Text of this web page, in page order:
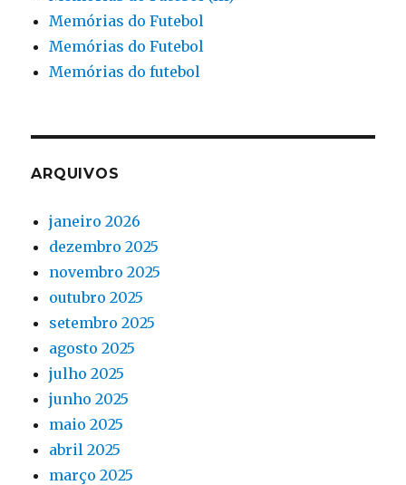
Memórias do Futebol
Memórias do Futebol
Memórias do futebol
ARQUIVOS
janeiro 2026
dezembro 2025
novembro 2025
outubro 2025
setembro 2025
agosto 2025
julho 2025
junho 2025
maio 2025
abril 2025
março 2025